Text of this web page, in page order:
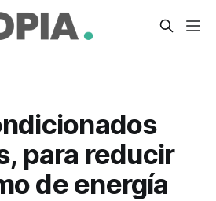
para reducir
de energía